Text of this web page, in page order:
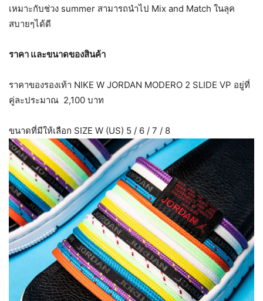
เหมาะกับช่วง summer สามารถนำไป Mix and Match ในลุค
สบายๆได้ดี
ราคา และขนาดของสินค้า
ราคาของรองเท้า NIKE W JORDAN MODERO 2 SLIDE VP อยู่ที่
คู่ละประมาณ 2,100 บาท
ขนาดที่มีให้เลือก SIZE W (US) 5 / 6 / 7 / 8